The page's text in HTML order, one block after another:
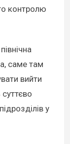
контролю
саме там
вийти
у